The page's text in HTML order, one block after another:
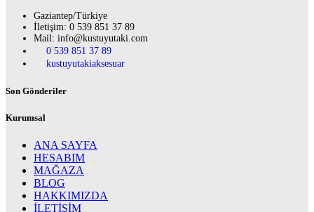
Gaziantep/Türkiye
İletişim: 0 539 851 37 89
Mail: info@kustuyutaki.com
0 539 851 37 89
kustuyutakiaksesuar
Son Gönderiler
Kurumsal
ANA SAYFA
HESABIM
MAĞAZA
BLOG
HAKKIMIZDA
İLETİŞİM